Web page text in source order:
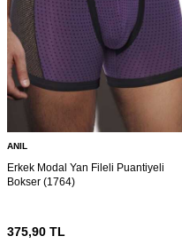
ANIL
Erkek Modal Yan Fileli Puantiyeli
Bokser (1764)
375,90 TL